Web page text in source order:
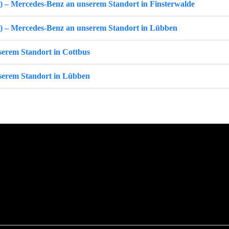
Mercedes-Benz an unserem Standort in Finsterwalde
Mercedes-Benz an unserem Standort in Lübben
Standort in Cottbus
Standort in Lübben